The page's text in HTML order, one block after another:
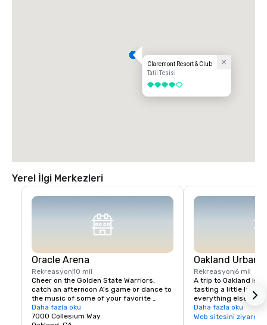
Claremont Resort & Club
Tatil Tesisi
4 / 5
Yerel İlgi Merkezleri
Oracle Arena
Rekreasyon10 mil
Cheer on the Golden State Warriors,
catch an afternoon A's game or dance to
the music of some of your favorite
artists!
Daha fazla oku
7000 Collesium Way
Oakland Urban
Rekreasyon 6 mil
A trip to Oakland
tasting a little local
everything else in
scene is a little
wineries are housed
Daha fazla oku
Web sitesini ziyaret